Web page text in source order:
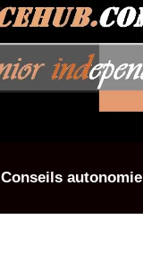
Conseils autonomie